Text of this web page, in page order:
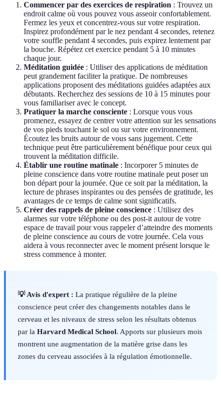
Commencer par des exercices de respiration : Trouvez un
endroit calme où vous pouvez vous asseoir confortablement.
Fermez les yeux et concentrez-vous sur votre respiration.
Inspirez profondément par le nez pendant 4 secondes, retenez
votre souffle pendant 4 secondes, puis expirez lentement par
la bouche. Répétez cet exercice pendant 5 à 10 minutes
chaque jour.
Méditation guidée : Utiliser des applications de méditation
peut grandement faciliter la pratique. De nombreuses
applications proposent des méditations guidées adaptées aux
débutants. Recherchez des sessions de 10 à 15 minutes pour
vous familiariser avec le concept.
Pratiquer la marche consciente : Lorsque vous vous
promenez, essayez de centrer votre attention sur les sensations
de vos pieds touchant le sol ou sur votre environnement.
Écoutez les bruits autour de vous sans jugement. Cette
technique peut être particulièrement bénéfique pour ceux qui
trouvent la méditation difficile.
Établir une routine matinale : Incorporer 5 minutes de
pleine conscience dans votre routine matinale peut poser un
bon départ pour la journée. Que ce soit par la méditation, la
lecture de phrases inspirantes ou des pensées de gratitude, les
avantages de ce temps de calme sont significatifs.
Créer des rappels de pleine conscience : Utilisez des
alarmes sur votre téléphone ou des post-it autour de votre
espace de travail pour vous rappeler d’atteindre des moments
de pleine conscience au cours de votre journée. Cela vous
aidera à vous reconnecter avec le moment présent lorsque le
stress commence à monter.
💡 Avis d'expert : La pratique régulière de la pleine
conscience peut créer des changements notables dans le
cerveau et les niveaux de stress selon les résultats obtenus
par la Harvard Medical School. Apports sur plusieurs mois
montrent une augmentation de la matière grise dans les
zones du cerveau associées à la régulation émotionnelle.